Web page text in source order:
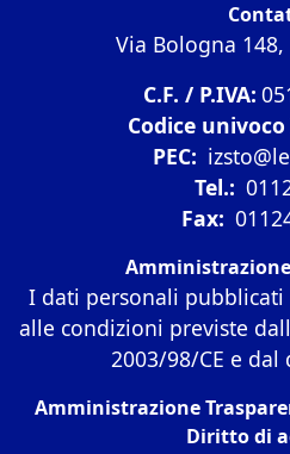
Via Bologna
C.F. / P.IVA:
Codice univoco
PEC:
Tel.:
Fax:
I dati personali
alle condizioni previste
2003/98/CE e dal
Amministrazione
Diritto di